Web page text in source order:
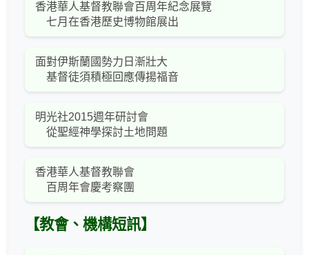
香港華人基督教聯會百周年紀念展覽
七月在香港歷史博物館展出
面對伊斯蘭國勢力日漸壯大
基督徒須積極回應傳揚福音
明光社2015週年研討會
從聖經神學探討土地問題
香港華人基督教聯會
百周年會慶考察團
【教會、機構短訊】